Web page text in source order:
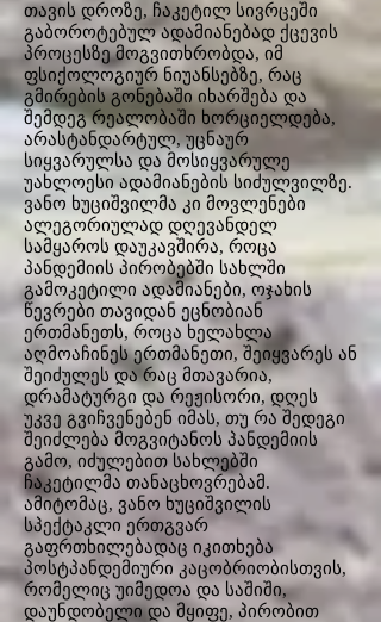
თავის დროზე, ჩაკეტილ სივრცეში
გაბოროტებულ ადამიანებად ქცევის
პროცესზე მოგვითხრობდა, იმ
ფსიქოლოგიურ ნიუანსებზე, რაც
გმირების გონებაში იხარშება და
შემდეგ რეალობაში ხორციელდება,
არასტანდარტულ, უცნაურ
სიყვარულსა და მოსიყვარულე
უახლოესი ადამიანების სიძულვილზე.
ვანო ხუციშვილმა კი მოვლენები
ალეგორიულად დღევანდელ
სამყაროს დაუკავშირა, როცა
პანდემიის პირობებში სახლში
გამოკეტილი ადამიანები, ოჯახის
წევრები თავიდან ეცნობიან
ერთმანეთს, როცა ხელახლა
აღმოაჩინეს ერთმანეთი, შეიყვარეს ან
შეიძულეს და რაც მთავარია,
დრამატურგი და რეჟისორი, დღეს
უკვე გვიჩვენებენ იმას, თუ რა შედეგი
შეიძლება მოგვიტანოს პანდემიის
გამო, იძულებით სახლებში
ჩაკეტილმა თანაცხოვრებამ.
ამიტომაც, ვანო ხუციშვილის
სპექტაკლი ერთგვარ
გაფრთხილებადაც იკითხება
პოსტპანდემიური კაცობრიობისთვის,
რომელიც უიმედოა და საშიში,
დაუნდობელი და მყიფე, პირობით